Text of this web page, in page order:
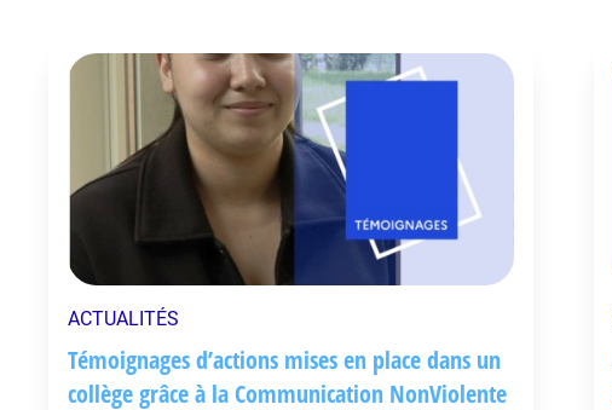
ACTUALITÉS
Témoignages d’actions mises en place dans un
collège grâce à la Communication NonViolente